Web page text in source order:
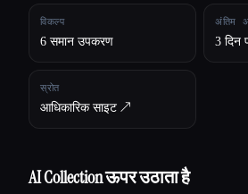
विकल्प
6 समान उपकरण
अंतिम
3 दिन
स्रोत
आधिकारिक साइट ↗︎
AI Collection ऊपर उठाता है